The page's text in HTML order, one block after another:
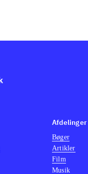
Afdelinger
Bøger
Artikler
Film
Musik